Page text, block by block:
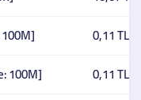
0,11 TL
100M]
0,11 TL